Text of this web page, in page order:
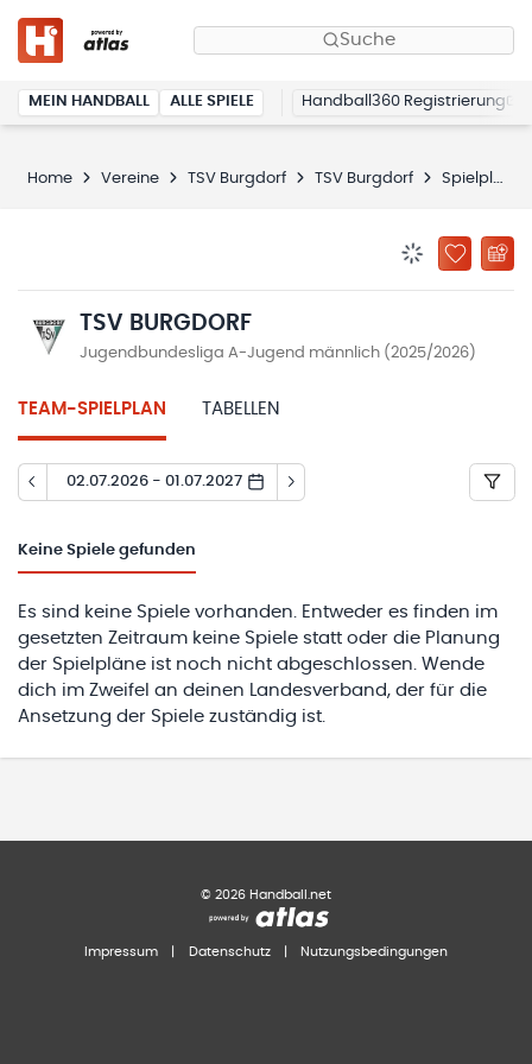
Suche
MEIN HANDBALL ALLE SPIELE Handball360 Registrierung
Home Vereine TSV Burgdorf TSV Burgdorf Spielplan
ZU
TSV BURGDORF
Jugendbundesliga A-Jugend männlich (2025/2026)
TEAM-SPIELPLAN TABELLEN
02.07.2026 - 01.07.2027
Keine Spiele gefunden
Es sind keine Spiele vorhanden. Entweder es finden im
gesetzten Zeitraum keine Spiele statt oder die Planung
der Spielpläne ist noch nicht abgeschlossen. Wende
dich im Zweifel an deinen Landesverband, der für die
Ansetzung der Spiele zuständig ist.
© 2026 Handball.net
Impressum Datenschutz Nutzungsbedingungen